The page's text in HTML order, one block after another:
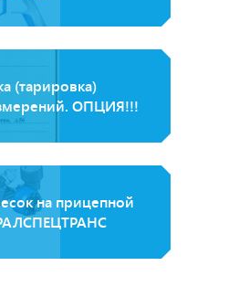
(тарировка)
ОПЦИЯ!!!
на прицепной